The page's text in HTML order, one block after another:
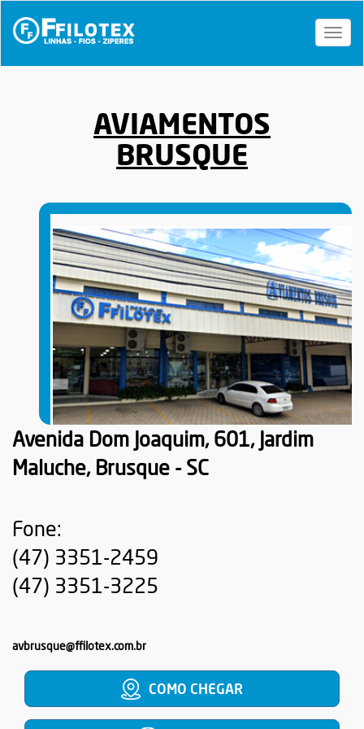
AVIAMENTOS
BRUSQUE
Avenida Dom Joaquim, 601, Jardim
Maluche, Brusque - SC
Fone:
(47) 3351-2459
(47) 3351-3225
avbrusque@ffilotex.com.br
COMO CHEGAR